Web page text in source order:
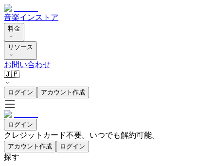
音楽インストア
料金
リソース
お問い合わせ
🇯🇵
ログイン アカウント作成
ログイン
クレジットカード不要。いつでも解約可能。
アカウント作成 ログイン
探す